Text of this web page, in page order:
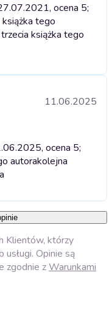
ocena 5;
tego
książka tego
11.06.2025
ocena 5;
autorakolejna
Klientów, którzy
Opinie są
zgodnie zWarunkami